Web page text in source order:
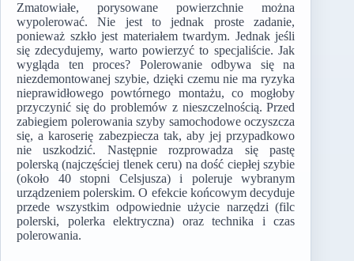
Zmatowiałe, porysowane powierzchnie można
wypolerować. Nie jest to jednak proste zadanie,
ponieważ szkło jest materiałem twardym. Jednak jeśli
się zdecydujemy, warto powierzyć to specjaliście. Jak
wygląda ten proces? Polerowanie odbywa się na
niezdemontowanej szybie, dzięki czemu nie ma ryzyka
nieprawidłowego powtórnego montażu, co mogłoby
przyczynić się do problemów z nieszczelnością. Przed
zabiegiem polerowania szyby samochodowe oczyszcza
się, a karoserię zabezpiecza tak, aby jej przypadkowo
nie uszkodzić. Następnie rozprowadza się pastę
polerską (najczęściej tlenek ceru) na dość ciepłej szybie
(około 40 stopni Celsjusza) i poleruje wybranym
urządzeniem polerskim. O efekcie końcowym decyduje
przede wszystkim odpowiednie użycie narzędzi (filc
polerski, polerka elektryczna) oraz technika i czas
polerowania.